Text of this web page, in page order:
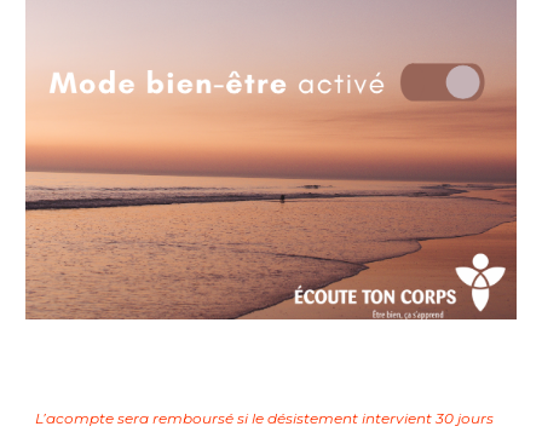
L’acompte sera remboursé si le désistement intervient 30 jours